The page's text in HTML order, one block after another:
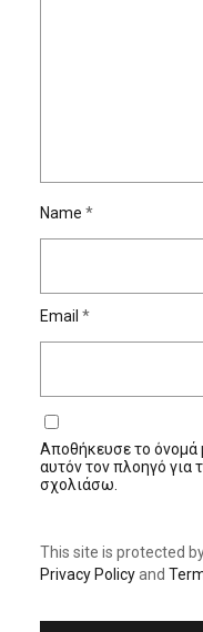
Name *
Email *
Αποθήκευσε το όνομά
αυτόν τον πλοηγό για
σχολιάσω.
This site is protected
Privacy Policyand